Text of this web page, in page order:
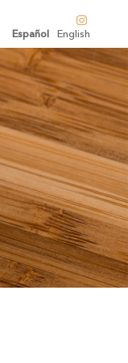
Español English